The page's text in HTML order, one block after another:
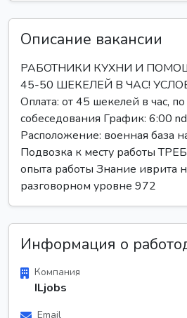
Описание вакансии
РАБОТНИКИ КУХНИ И
45-50 ШЕКЕЛЕЙ В ЧАС!
Оплата: от 45 шекелей в час,
собеседования График: 6:00
Расположение: военная база
Подвозка к месту работы
опыта работы Знание иврита
разговорном уровне 972
Информация о
Компания
ILjobs
Email